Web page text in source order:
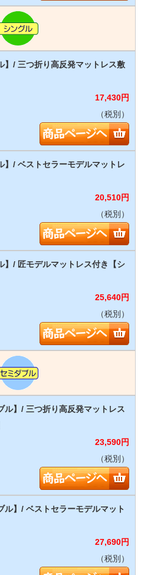
17,430円
（税別）
20,510円
（税別）
25,640円
（税別）
23,590円
（税別）
27,690円
（税別）